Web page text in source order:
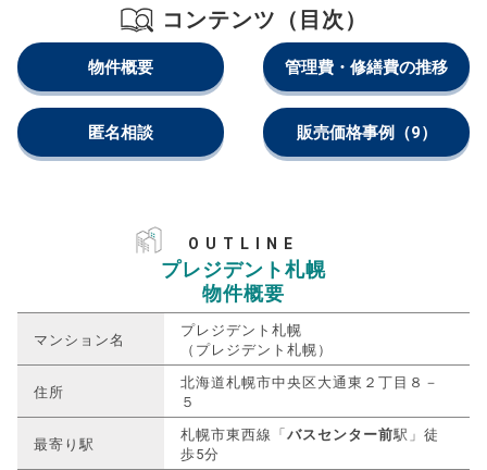
コンテンツ（目次）
物件概要 管理費・修繕費の推移
匿名相談 販売価格事例 （9）
OUTLINE
プレジデント札幌
物件概要
マンション名
プレジデント札幌
（プレジデント札幌）
住所
北海道札幌市中央区大通東２丁目８－
５
最寄り駅
札幌市東西線「バスセンター前駅」徒
歩5分